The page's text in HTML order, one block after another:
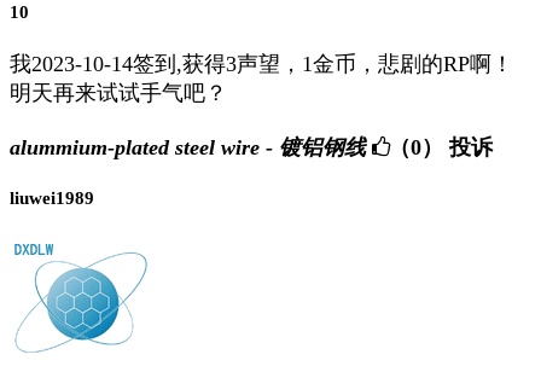
10
我2023-10-14签到,获得3声望，1金币，悲剧的RP啊！
明天再来试试手气吧？
alummium-plated steel wire - 镀铝钢线 （0） 投诉
liuwei1989